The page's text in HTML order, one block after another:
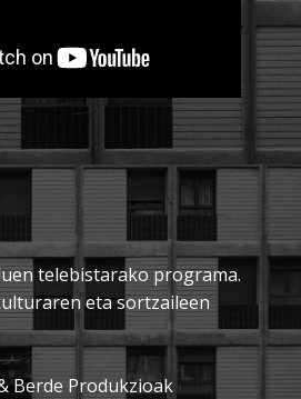
telebistarako programa.
eta sortzaileen
Berde Produkzioak